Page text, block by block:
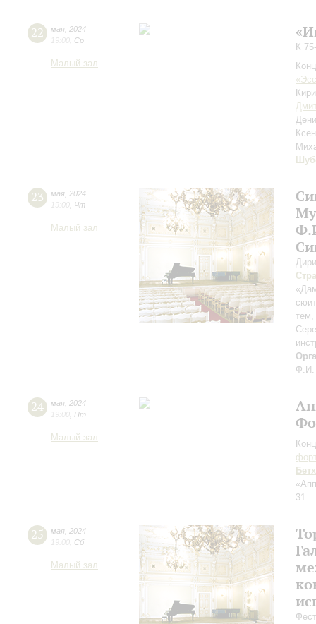
22 мая 2024
19:00 Ср
Малый зал
К
23 мая 2024
19:00 Чт
Малый зал
тем,
Ф.И.
24 мая 2024
19:00 Пт
Малый зал
31
25 мая 2024
19:00 Сб
Малый зал